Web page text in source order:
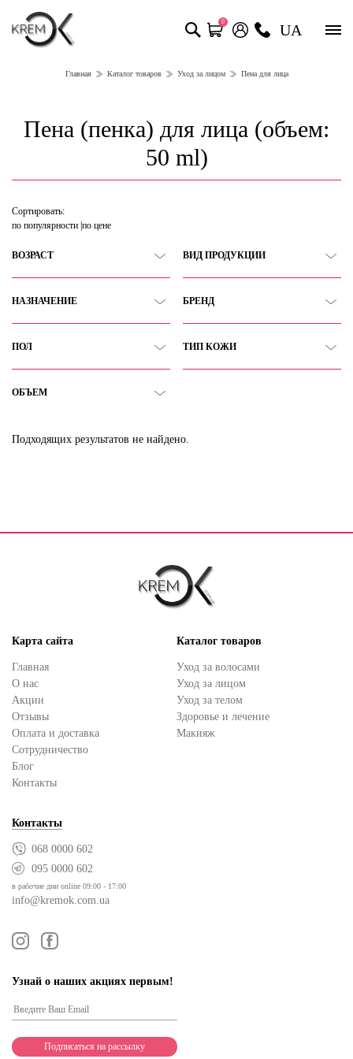
0 UA
Главная Каталог товаров Уход за лицом Пена для лица
Пена (пенка) для лица (объем:
50 ml)
Сортировать:
по популярности по цене
ВОЗРАСТ ВИД ПРОДУКЦИИ
НАЗНАЧЕНИЕ БРЕНД
ПОЛ ТИП КОЖИ
ОБЪЕМ
Подходящих результатов не найдено.
Карта сайта
Главная
О нас
Акции
Отзывы
Оплата и доставка
Сотрудничество
Блог
Контакты
Каталог товаров
Уход за волосами
Уход за лицом
Уход за телом
Здоровье и лечение
Макияж
Контакты
068 0000 602
095 0000 602
в рабочие дни online 09:00 - 17:00
info@kremok.com.ua
Узнай о наших акциях первым!